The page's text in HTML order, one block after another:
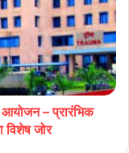
– प्रारंभिक
विशेष जोर